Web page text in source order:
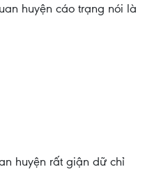
huyện cáo trạng nói là
huyện rất giận dữ chỉ